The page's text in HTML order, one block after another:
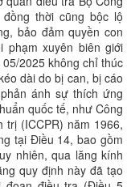
thời cũng bộc lộ
bảo đảm quyền con
phạm xuyên biên giới
2025 không chỉ thúc
dài do bị can, bị cáo
ánh sự thích ứng
quốc tế, như Công
(ICCPR) năm 1966,
tại Điều 14, bao gồm
nhiên, qua lăng kính
quy định này đã tạo